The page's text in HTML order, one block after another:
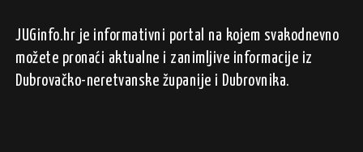
JUGinfo.hr je informativni portal na kojem svakodnevno
možete pronaći aktualne i zanimljive informacije iz
Dubrovačko-neretvanske županije i Dubrovnika.